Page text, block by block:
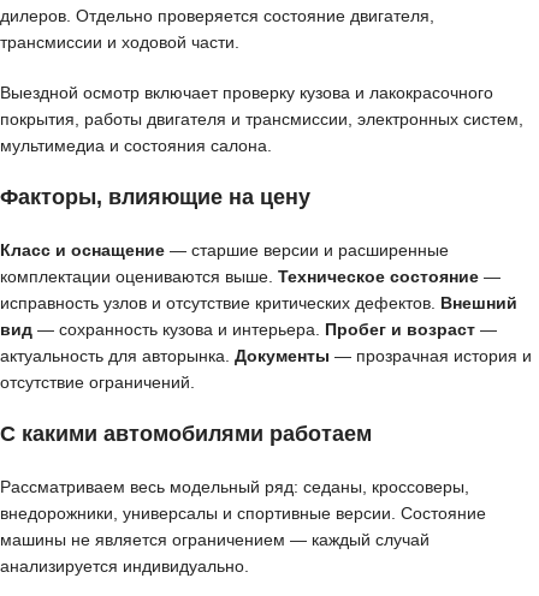
дилеров. Отдельно проверяется состояние двигателя,
трансмиссии и ходовой части.
Выездной осмотр включает проверку кузова и лакокрасочного
покрытия, работы двигателя и трансмиссии, электронных систем,
мультимедиа и состояния салона.
Факторы, влияющие на цену
Класс и оснащение — старшие версии и расширенные
комплектации оцениваются выше. Техническое состояние —
исправность узлов и отсутствие критических дефектов. Внешний
вид — сохранность кузова и интерьера. Пробег и возраст —
актуальность для авторынка. Документы — прозрачная история и
отсутствие ограничений.
С какими автомобилями работаем
Рассматриваем весь модельный ряд: седаны, кроссоверы,
внедорожники, универсалы и спортивные версии. Состояние
машины не является ограничением — каждый случай
анализируется индивидуально.